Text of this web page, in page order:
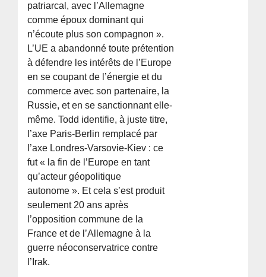
patriarcal, avec l’Allemagne
comme époux dominant qui
n’écoute plus son compagnon ».
L’UE a abandonné toute prétention
à défendre les intérêts de l’Europe
en se coupant de l’énergie et du
commerce avec son partenaire, la
Russie, et en se sanctionnant elle-
même. Todd identifie, à juste titre,
l’axe Paris-Berlin remplacé par
l’axe Londres-Varsovie-Kiev : ce
fut « la fin de l’Europe en tant
qu’acteur géopolitique
autonome ». Et cela s’est produit
seulement 20 ans après
l’opposition commune de la
France et de l’Allemagne à la
guerre néoconservatrice contre
l’Irak.